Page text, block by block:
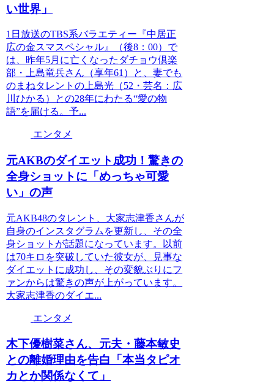
い世界」
1日放送のTBS系バラエティー『中居正
広の金スマスペシャル』（後8：00）で
は、昨年5月に亡くなったダチョウ倶楽
部・上島竜兵さん（享年61）と、妻でも
のまねタレントの上島光（52・芸名：広
川ひかる）との28年にわたる“愛の物
語”を届ける。予...
エンタメ
元AKBのダイエット成功！驚きの
全身ショットに「めっちゃ可愛
い」の声
元AKB48のタレント、大家志津香さんが
自身のインスタグラムを更新し、その全
身ショットが話題になっています。以前
は70キロを突破していた彼女が、見事な
ダイエットに成功し、その変貌ぶりにフ
ァンからは驚きの声が上がっています。
大家志津香のダイエ...
エンタメ
木下優樹菜さん、元夫・藤本敏史
との離婚理由を告白「本当タピオ
カとか関係なくて」